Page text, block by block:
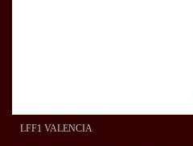
LFF1 VALENCIA